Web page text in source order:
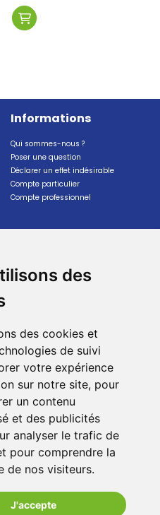
des
des cookies et
de suivi
votre expérience
sur notre site, pour
un contenu
et des publicités
analyser le trafic de
pour comprendre la
de nos visiteurs.
J'accepte
Informations
Qui sommes-nous ?
Poser une question
Déclarer un effet indésirable
Compte particulier
Compte professionnel
Paiement
Paiement sécurisé
Livraison
Livraison dans un Point Relais